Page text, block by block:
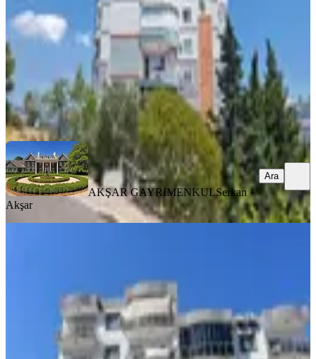
2+1· 75 m²·6. Kat·03.08.2026
3.250.000 ₺
AKŞAR GAYRİMENKUL Serkan Akşar
Ara
AKŞAR GAYRİMENKULSerkan
Akşar
Ara
Bornova, Karacaoğlan Mahallesi
3+1·130 m² ·Düz Giriş (Zemin)·03.08.2026
7.500.000 ₺